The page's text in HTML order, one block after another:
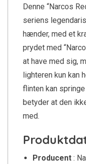
Denne “Narcos
seriens
hænder, med et
prydet med
at have med sig,
lighteren kun kan
flinten kan
betyder at den
med.
Producent :